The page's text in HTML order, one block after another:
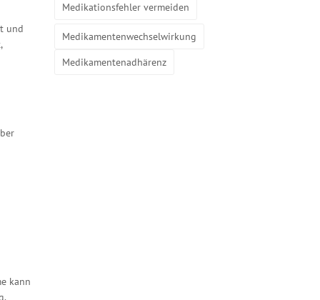
und
kann
Medikationsfehler vermeiden
Medikamentenwechselwirkung
Medikamentenadhärenz